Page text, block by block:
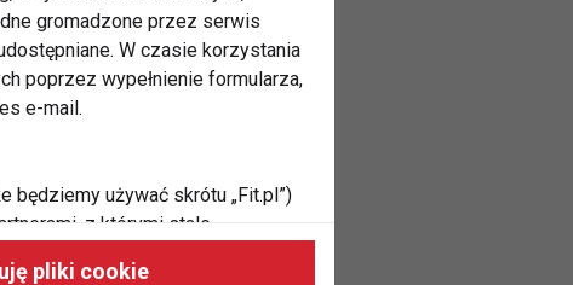
gromadzone przez serwis
W czasie korzystania
poprzez wypełnienie formularza,
e-mail.
będziemy używać skrótu „Fit.pl”)
z którymi stale
pliki cookie